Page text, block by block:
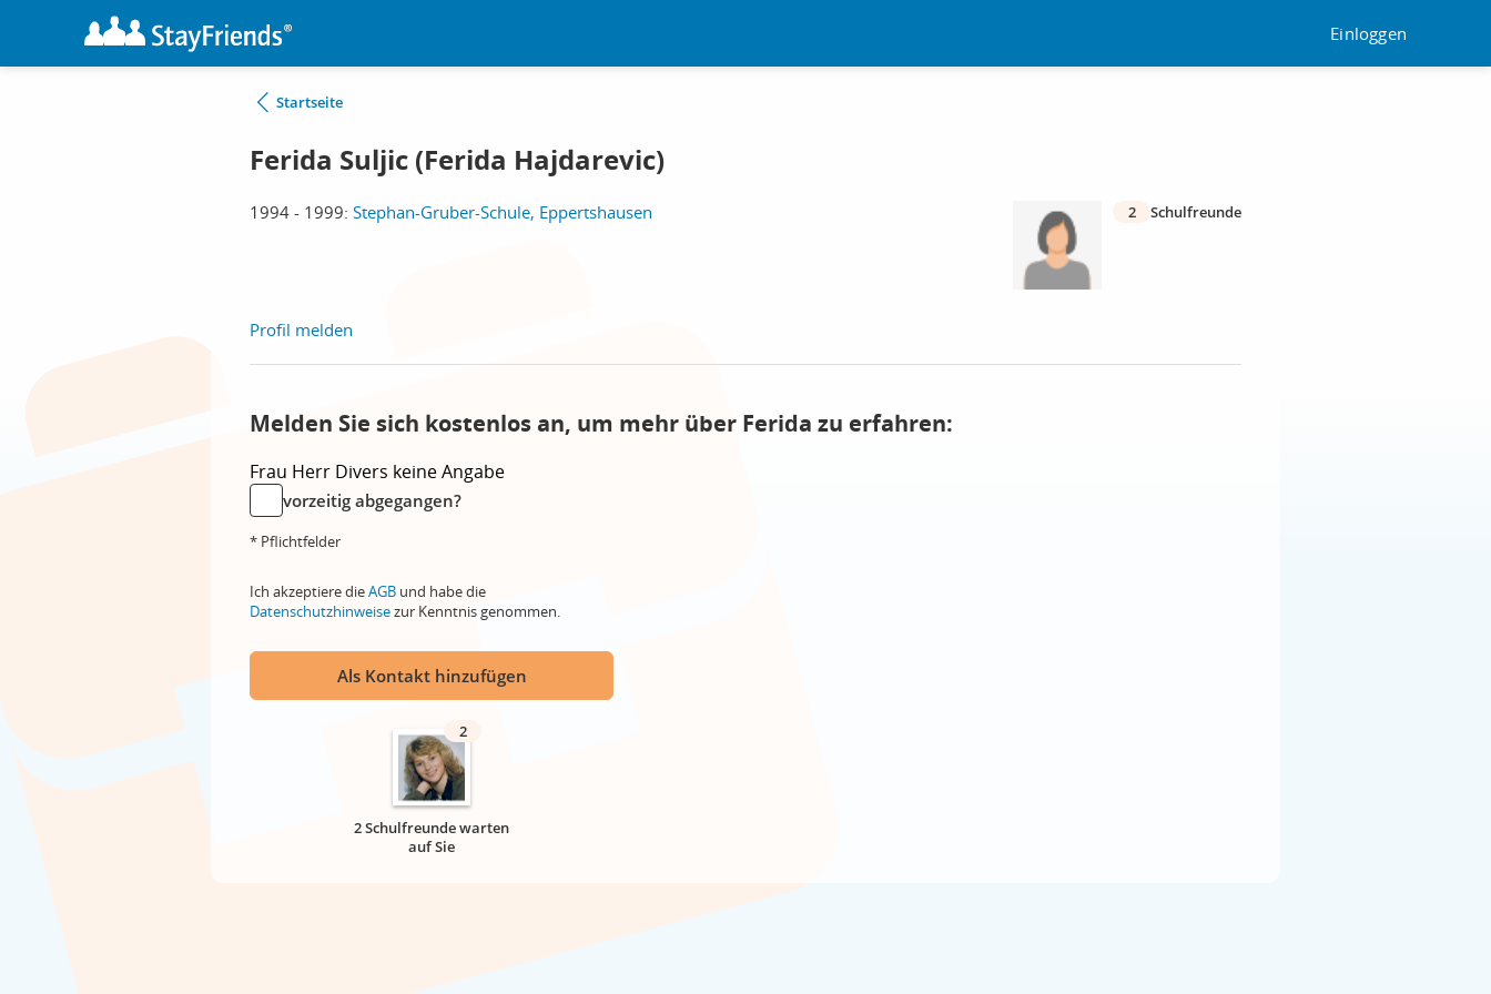
Einloggen
Startseite
Ferida Suljic (Ferida Hajdarevic)
1994 - 1999: Stephan-Gruber-Schule, Eppertshausen 2 Schulfreunde
Profil melden
Melden Sie sich kostenlos an, um mehr über Ferida zu erfahren:
Frau Herr Divers keine Angabe
vorzeitig abgegangen?
* Pflichtfelder
Ich akzeptiere dieAGB und habe die
Datenschutzhinweisezur Kenntnis genommen.
Als Kontakt hinzufügen
2
2 Schulfreunde warten
auf Sie